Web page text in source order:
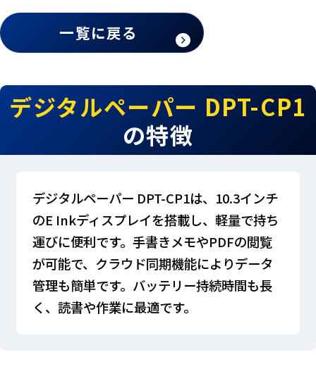
一覧に戻る
デジタルペーパー DPT-CP1
の特徴
デジタルペーパー DPT-CP1は、10.3インチ
のE Inkディスプレイを搭載し、軽量で持ち
運びに便利です。手書きメモやPDFの閲覧
が可能で、クラウド同期機能によりデータ
管理も簡単です。バッテリー持続時間も長
く、読書や作業に最適です。